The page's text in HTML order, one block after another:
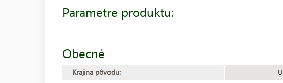
Parametre produktu:
Obecné
Krajina pôvodu: